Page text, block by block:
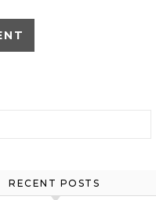
RECENT POSTS